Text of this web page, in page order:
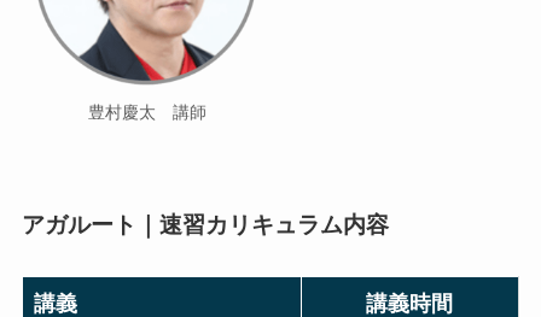
豊村慶太 講師
アガルート｜速習カリキュラム内容
講義 講義時間